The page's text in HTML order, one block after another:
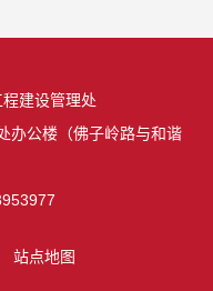
建设管理处
办公楼（佛子岭路与和谐
站点地图